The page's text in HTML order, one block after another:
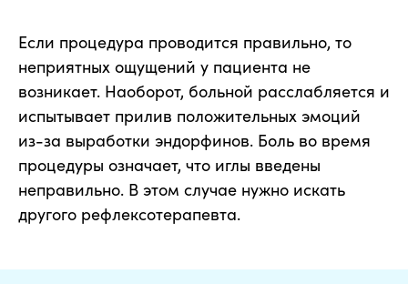
Если процедура проводится правильно, то
неприятных ощущений у пациента не
возникает. Наоборот, больной расслабляется и
испытывает прилив положительных эмоций
из-за выработки эндорфинов. Боль во время
процедуры означает, что иглы введены
неправильно. В этом случае нужно искать
другого рефлексотерапевта.